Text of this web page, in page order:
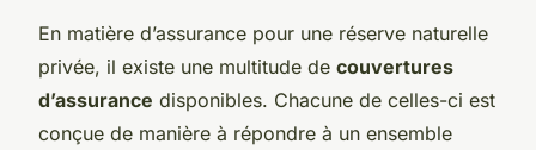
En matière d’assurance pour une réserve naturelle
privée, il existe une multitude de couvertures
d’assurance disponibles. Chacune de celles-ci est
conçue de manière à répondre à un ensemble